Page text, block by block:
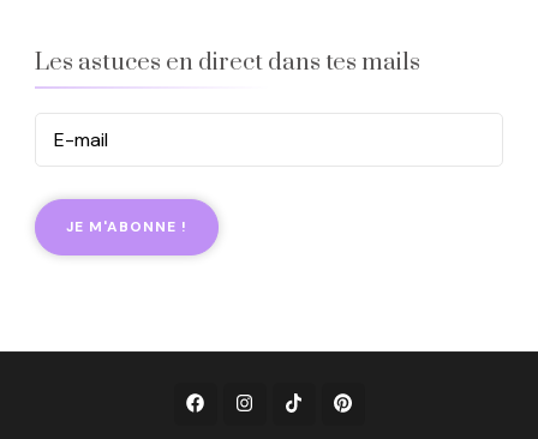
Les astuces en direct dans tes mails